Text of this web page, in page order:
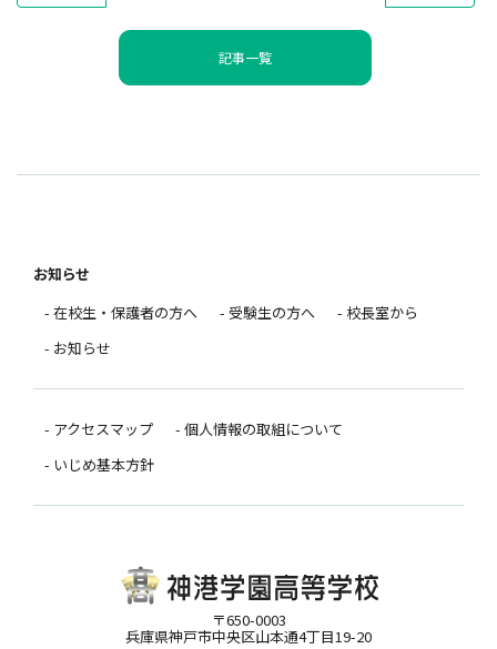
記事一覧
お知らせ
- 在校生・保護者の方へ
- 受験生の方へ
- 校長室から
- お知らせ
- アクセスマップ
- 個人情報の取組について
- いじめ基本方針
〒650-0003
兵庫県神戸市中央区山本通4丁目19-20